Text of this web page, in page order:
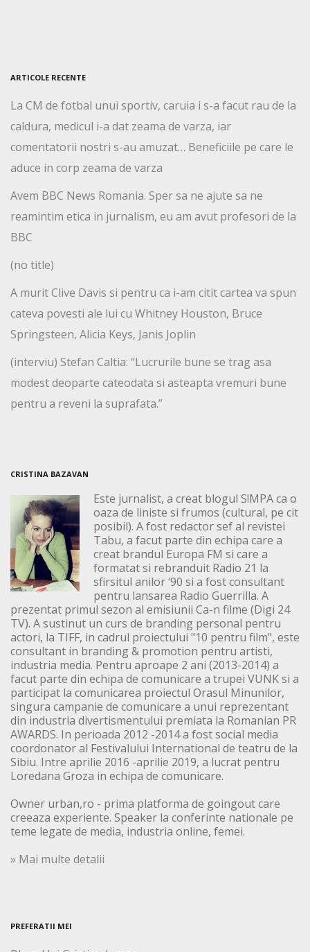
ARTICOLE RECENTE
La CM de fotbal unui sportiv, caruia i s-a facut rau de la
caldura, medicul i-a dat zeama de varza, iar
comentatorii nostri s-au amuzat… Beneficiile pe care le
aduce in corp zeama de varza
Avem BBC News Romania. Sper sa ne ajute sa ne
reamintim etica in jurnalism, eu am avut profesori de la
BBC
(no title)
A murit Clive Davis si pentru ca i-am citit cartea va spun
cateva povesti ale lui cu Whitney Houston, Bruce
Springsteen, Alicia Keys, Janis Joplin
(interviu) Stefan Caltia: “Lucrurile bune se trag asa
modest deoparte cateodata si asteapta vremuri bune
pentru a reveni la suprafata.”
CRISTINA BAZAVAN
Este jurnalist, a creat blogul S!MPA ca o
oaza de liniste si frumos (cultural, pe cit
posibil). A fost redactor sef al revistei
Tabu, a facut parte din echipa care a
creat brandul Europa FM si care a
formatat si rebranduit Radio 21 la
sfirsitul anilor ‘90 si a fost consultant
pentru lansarea Radio Guerrilla. A
prezentat primul sezon al emisiunii Ca-n filme (Digi 24
TV). A sustinut un curs de branding personal pentru
actori, la TIFF, in cadrul proiectului "10 pentru film", este
consultant in branding & promotion pentru artisti,
industria media. Pentru aproape 2 ani (2013-2014) a
facut parte din echipa de comunicare a trupei VUNK si a
participat la comunicarea proiectul Orasul Minunilor,
singura campanie de comunicare a unui reprezentant
din industria divertismentului premiata la Romanian PR
AWARDS. In perioada 2012 -2014 a fost social media
coordonator al Festivalului International de teatru de la
Sibiu. Intre aprilie 2016 -aprilie 2019, a lucrat pentru
Loredana Groza in echipa de comunicare.
Owner urban,ro - prima platforma de goingout care
creeaza experiente. Speaker la conferinte nationale pe
teme legate de media, industria online, femei.
» Mai multe detalii
PREFERATII MEI